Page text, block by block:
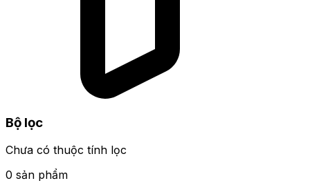
Bộ lọc
Chưa có thuộc tính lọc
0 sản phẩm